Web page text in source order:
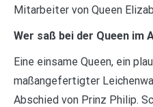
Mitarbeiter von Queen
Wer saß bei der Queen im
Eine einsame Queen, ein
maßangefertigter
Abschied von Prinz Philip.